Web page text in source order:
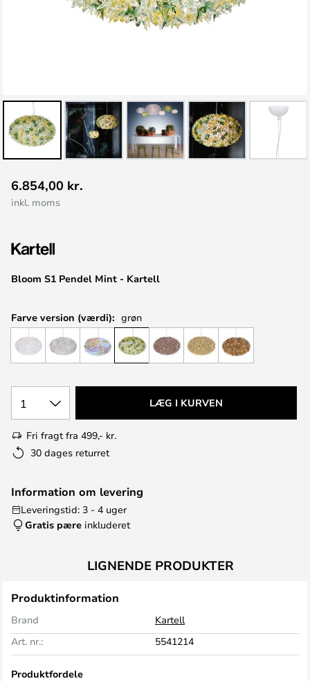
til
starten
billedgalleriet
Bloom S1 Pendel Mint - Kartell
6.854,00 kr.
inkl. moms
Farve version (værdi): grøn
1 LÆG I KURVEN
Fri fragt fra 499,- kr.
30 dages returret
Information om levering
Leveringstid: 3 - 4 uger
Gratis pære inkluderet
LIGNENDE PRODUKTER
Produktinformation
Brand
Kartell
Art. nr.:
5541214
Produktfordele